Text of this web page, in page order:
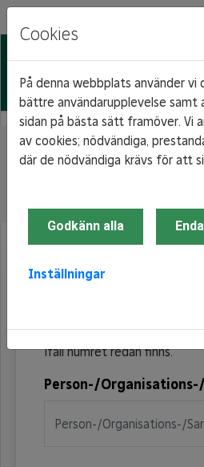
Hem Mina sidor
Registrering sökande
Registrering sökande
tryck på registrera dig. En
ifall numret redan finns.
Person-/
Cookies
På denna webbplats använder
bättre användarupplevelse samt
sidan på bästa sätt framöver. Vi
av cookies; nödvändiga,
där de nödvändiga krävs för att
Godkänn alla
Inställningar